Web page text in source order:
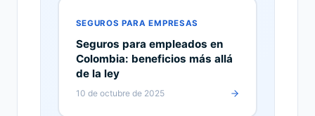
SEGUROS PARA EMPRESAS
Seguros para empleados en
Colombia: beneficios más allá
de la ley
10 de octubre de 2025